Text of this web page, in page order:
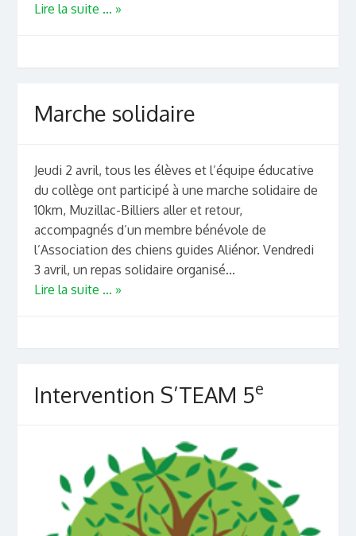
Lire la suite ... »
Marche solidaire
Jeudi 2 avril, tous les élèves et l’équipe éducative
du collège ont participé à une marche solidaire de
10km, Muzillac-Billiers aller et retour,
accompagnés d’un membre bénévole de
l’Association des chiens guides Aliénor. Vendredi
3 avril, un repas solidaire organisé...
Lire la suite ... »
Intervention S’TEAM 5e